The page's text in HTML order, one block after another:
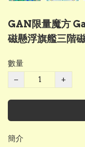
GAN限量魔方
磁懸浮旗艦三階
數量
−
+
簡介